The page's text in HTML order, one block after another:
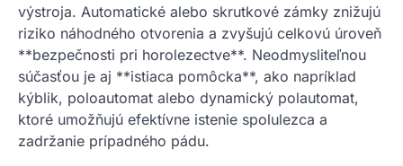
výstroja. Automatické alebo skrutkové zámky znižujú
riziko náhodného otvorenia a zvyšujú celkovú úroveň
**bezpečnosti pri horolezectve**. Neodmysliteľnou
súčasťou je aj **istiaca pomôcka**, ako napríklad
kýblik, poloautomat alebo dynamický polautomat,
ktoré umožňujú efektívne istenie spolulezca a
zadržanie prípadného pádu.